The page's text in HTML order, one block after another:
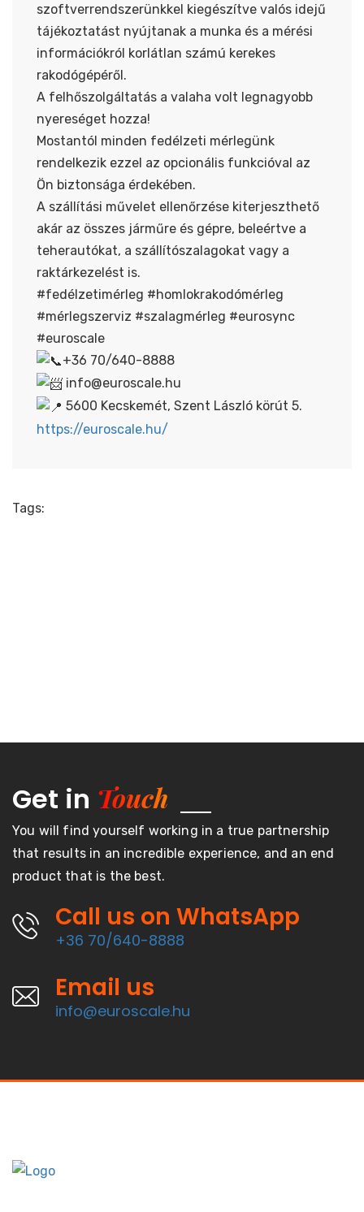
szoftverrendszerünkkel kiegészítve valós idejű
tájékoztatást nyújtanak a munka és a mérési
információkról korlátlan számú kerekes
rakodógépéről.
A felhőszolgáltatás a valaha volt legnagyobb
nyereséget hozza!
Mostantól minden fedélzeti mérlegünk
rendelkezik ezzel az opcionális funkcióval az
Ön biztonsága érdekében.
A szállítási művelet ellenőrzése kiterjeszthető
akár az összes járműre és gépre, beleértve a
teherautókat, a szállítószalagokat vagy a
raktárkezelést is.
#fedélzetimérleg #homlokrakodómérleg
#mérlegszerviz #szalagmérleg #eurosync
#euroscale
+36 70/640-8888
info@euroscale.hu
5600 Kecskemét, Szent László körút 5.
https://euroscale.hu/
Tags:
Get in Touch
You will find yourself working in a true partnership
that results in an incredible experience, and an end
product that is the best.
Call us on WhatsApp
+36 70/640-8888
Email us
info@euroscale.hu